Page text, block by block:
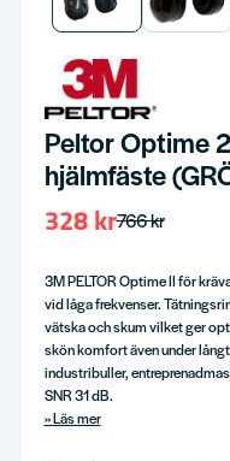
Peltor Optime
hjälmfäste
766 kr
328 kr
3M PELTOR Optime II för
vid låga frekvenser.
vätska och skum vilket ger
skön komfort även under
industribuller,
SNR 31 dB.
Läs mer